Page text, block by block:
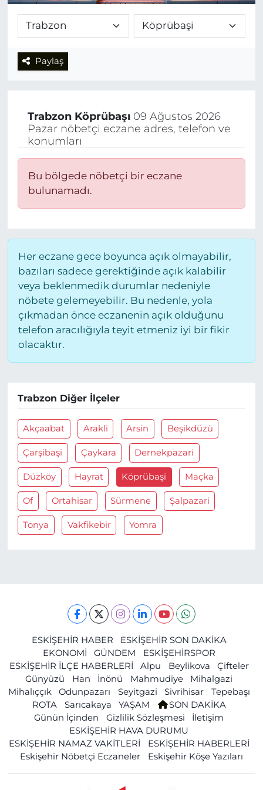
Paylaş
Trabzon Köprübaşı09 Ağustos 2026
Pazar nöbetçi eczane adres, telefon ve
konumları
Bu bölgede nöbetçi bir eczane
bulunamadı.
Her eczane gece boyunca açık olmayabilir,
bazıları sadece gerektiğinde açık kalabilir
veya beklenmedik durumlar nedeniyle
nöbete gelemeyebilir. Bu nedenle, yola
çıkmadan önce eczanenin açık olduğunu
telefon aracılığıyla teyit etmeniz iyi bir fikir
olacaktır.
Trabzon Diğer İlçeler
Akçaabat Arakli Arsin Beşikdüzü
Çarşibaşi Çaykara Dernekpazari
Düzköy Hayrat Köprübaşi Maçka
Of Ortahisar Sürmene Şalpazari
Tonya Vakfikebir Yomra
ESKİŞEHİR HABER
ESKİŞEHİR SON DAKİKA
EKONOMİ
GÜNDEM
ESKİŞEHİRSPOR
ESKİŞEHİR İLÇE HABERLERİ
Alpu Beylikova
Çifteler
Günyüzü
Han İnönü Mahmudiye
Mihalgazi
Mihalıççık
Odunpazarı Seyitgazi Sivrihisar
Tepebaşı
ROTA
Sarıcakaya YAŞAM
SON DAKİKA
Günün İçinden
Gizlilik Sözleşmesi
İletişim
ESKİŞEHİR HAVA DURUMU
ESKİŞEHİR NAMAZ VAKİTLERİ
ESKİŞEHİR HABERLERİ
Eskişehir Nöbetçi Eczaneler
Eskişehir Köşe Yazıları